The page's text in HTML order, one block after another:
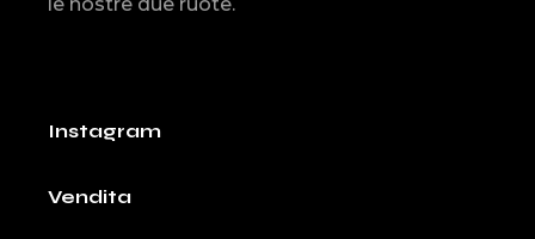
Instagram
Vendita